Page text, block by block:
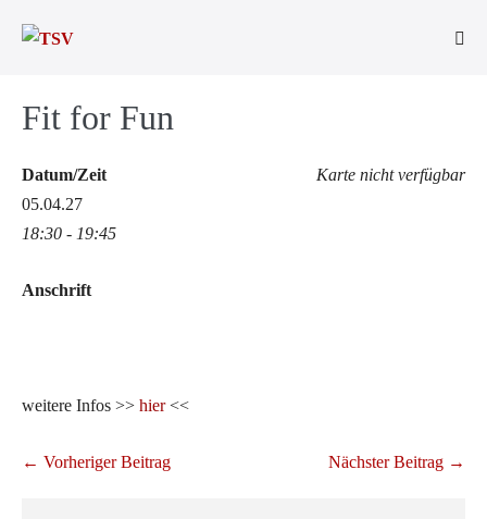
Inhalt
Fit for Fun
Karte nicht verfügbar
Datum/Zeit
05.04.27
18:30 - 19:45
Anschrift
weitere Infos >> hier<<
Beitragsnavigation
← Vorheriger Beitrag Nächster Beitrag →